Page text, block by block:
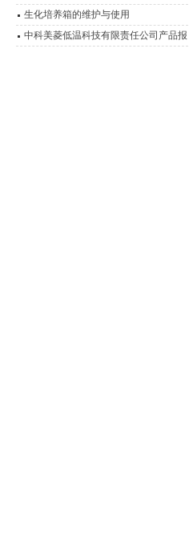
单
生化培养箱的维护与使用
中科美菱低温科技有限责任公司产品报